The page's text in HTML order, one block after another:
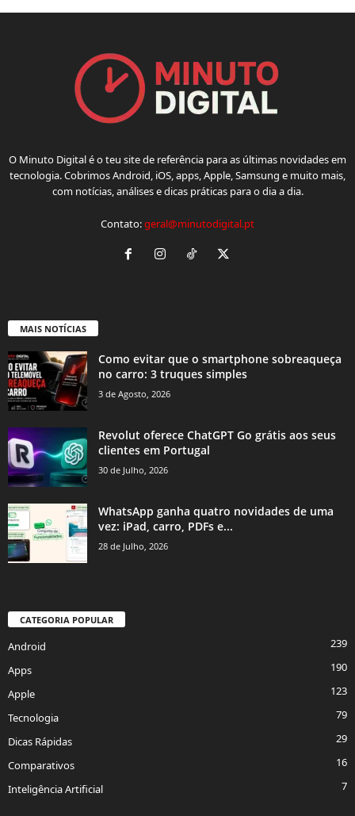
O Minuto Digital é o teu site de referência para as últimas novidades em
tecnologia. Cobrimos Android, iOS, apps, Apple, Samsung e muito mais,
com notícias, análises e dicas práticas para o dia a dia.
Contato:geral@minutodigital.pt
MAIS NOTÍCIAS
Como evitar que o smartphone sobreaqueça
no carro: 3 truques simples
3 de Agosto, 2026
Revolut oferece ChatGPT Go grátis aos seus
clientes em Portugal
30 de Julho, 2026
WhatsApp ganha quatro novidades de uma
vez: iPad, carro, PDFs e...
28 de Julho, 2026
CATEGORIA POPULAR
Android
239
Apps
190
Apple
123
Tecnologia
79
Dicas Rápidas
29
Comparativos
16
Inteligência Artificial
7